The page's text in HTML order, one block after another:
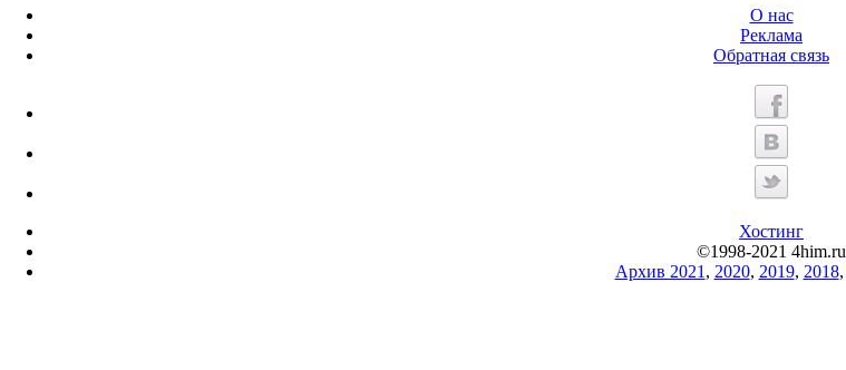
О нас
Реклама
Обратная связь
Хостинг
©1998-2021 4him.ru
Архив 2021 , 2020, 2019, 2018,